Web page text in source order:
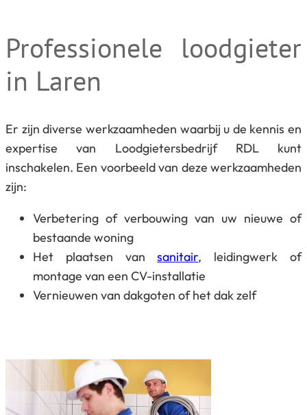
Professionele loodgieter
in Laren
Er zijn diverse werkzaamheden waarbij u de kennis en
expertise van Loodgietersbedrijf RDL kunt
inschakelen. Een voorbeeld van deze werkzaamheden
zijn:
Verbetering of verbouwing van uw nieuwe of
bestaande woning
Het plaatsen vansanitair, leidingwerk of
montage van een CV-installatie
Vernieuwen van dakgoten of het dak zelf